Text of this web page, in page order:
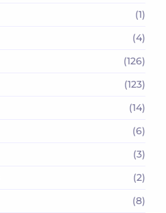
(1)
(4)
(126)
(123)
(14)
(6)
(3)
(2)
(8)